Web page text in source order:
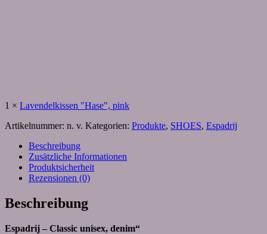
1 × Lavendelkissen "Hase", pink
Artikelnummer: n. v. Kategorien: Produkte, SHOES, Espadrij
Beschreibung
Zusätzliche Informationen
Produktsicherheit
Rezensionen (0)
Beschreibung
Espadrij – Classic unisex, denim“